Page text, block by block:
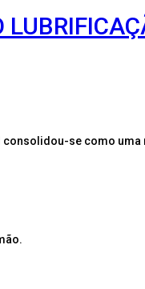
consolidou-se como